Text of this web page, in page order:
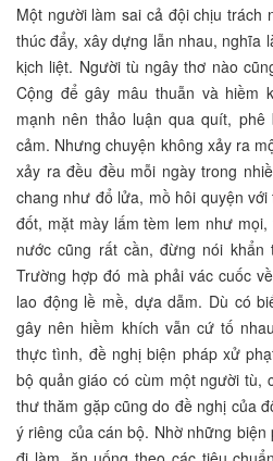
Một người làm sai cả đội chịu trách
thúc đẩy, xây dựng lẫn nhau, nghĩa
kịch liệt. Người tù ngây thơ nào
Cộng để gây mâu thuẫn và hiềm
mạnh nên thảo luận qua quít,
cảm. Nhưng chuyện không xảy ra
xảy ra đều đều mỗi ngày trong
chang như đổ lửa, mồ hôi quyện
đốt, mặt mày lấm tèm lem như
nước cũng rất cần, đừng nói khẩn
Trường hợp đó mà phải vác cuốc
lao động lề mề, dựa dẫm. Dù có
gây nên hiềm khích vẫn cứ tố
thực tình, đề nghị biện pháp xử
bộ quản giáo có cùm một người tù,
thư thăm gặp cũng do đề nghị của
ý riêng của cán bộ. Nhờ những